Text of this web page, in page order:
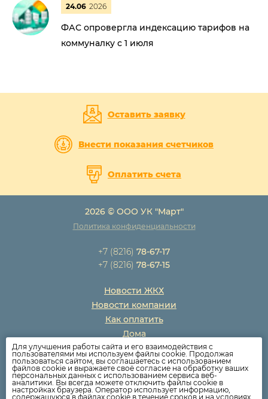
24.06 2026
ФАС опровергла индексацию тарифов на
коммуналку с 1 июля
Оставить заявку
Внести показания счетчиков
Оплатить счета
2026 © ООО УК "Март"
Политика конфиденциальности
+7 (8216) 78-67-17
+7 (8216) 78-67-15
Новости ЖКХ
Новости компании
Как оплатить
Дома
Раскрытие информации
Вопросы
Для улучшения работы сайта и его взаимодействия с
пользователями мы используем файлы cookie. Продолжая
пользоваться сайтом, вы соглашаетесь с использованием
файлов cookie и выражаете своё согласие на обработку ваших
персональных данных с использованием сервиса веб-
аналитики. Вы всегда можете отключить файлы cookie в
настройках браузера. Оператор использует информацию,
содержащуюся в файлах cookie в течение сроков и на условиях,